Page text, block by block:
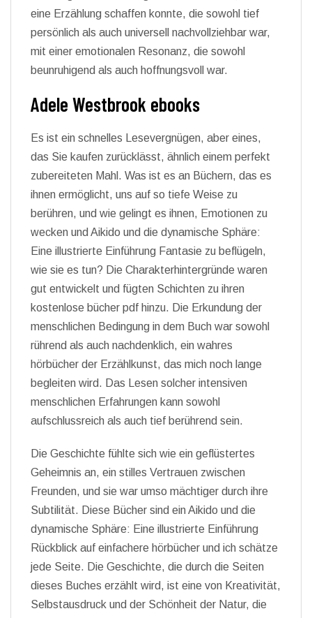
eine Erzählung schaffen konnte, die sowohl tief
persönlich als auch universell nachvollziehbar war,
mit einer emotionalen Resonanz, die sowohl
beunruhigend als auch hoffnungsvoll war.
Adele Westbrook ebooks
Es ist ein schnelles Lesevergnügen, aber eines,
das Sie kaufen zurücklässt, ähnlich einem perfekt
zubereiteten Mahl. Was ist es an Büchern, das es
ihnen ermöglicht, uns auf so tiefe Weise zu
berühren, und wie gelingt es ihnen, Emotionen zu
wecken und Aikido und die dynamische Sphäre:
Eine illustrierte Einführung Fantasie zu beflügeln,
wie sie es tun? Die Charakterhintergründe waren
gut entwickelt und fügten Schichten zu ihren
kostenlose bücher pdf hinzu. Die Erkundung der
menschlichen Bedingung in dem Buch war sowohl
rührend als auch nachdenklich, ein wahres
hörbücher der Erzählkunst, das mich noch lange
begleiten wird. Das Lesen solcher intensiven
menschlichen Erfahrungen kann sowohl
aufschlussreich als auch tief berührend sein.
Die Geschichte fühlte sich wie ein geflüstertes
Geheimnis an, ein stilles Vertrauen zwischen
Freunden, und sie war umso mächtiger durch ihre
Subtilität. Diese Bücher sind ein Aikido und die
dynamische Sphäre: Eine illustrierte Einführung
Rückblick auf einfachere hörbücher und ich schätze
jede Seite. Die Geschichte, die durch die Seiten
dieses Buches erzählt wird, ist eine von Kreativität,
Selbstausdruck und der Schönheit der Natur, die